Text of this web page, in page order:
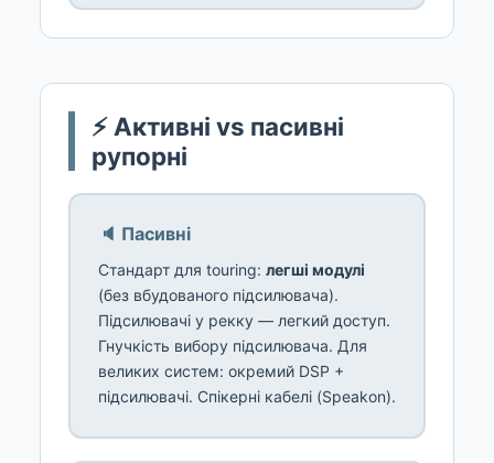
⚡ Активні vs пасивні
рупорні
🔈 Пасивні
Стандарт для touring: легші модулі
(без вбудованого підсилювача).
Підсилювачі у рекку — легкий доступ.
Гнучкість вибору підсилювача. Для
великих систем: окремий DSP +
підсилювачі. Спікерні кабелі (Speakon).